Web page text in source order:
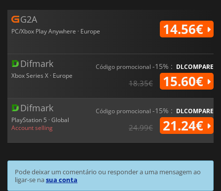
G2A
PC/Xbox Play Anywhere · Europe 14.56€
Difmark
Xbox Series X · Europe
Código promocional -15% : DLCOMPARE
18.35€ 15.60€
Difmark
PlayStation 5 · Global
Account selling
Código promocional -15% : DLCOMPARE
24.99€ 21.24€
Pode deixar um comentário ou responder a uma mensagem ao
ligar-se nasua conta